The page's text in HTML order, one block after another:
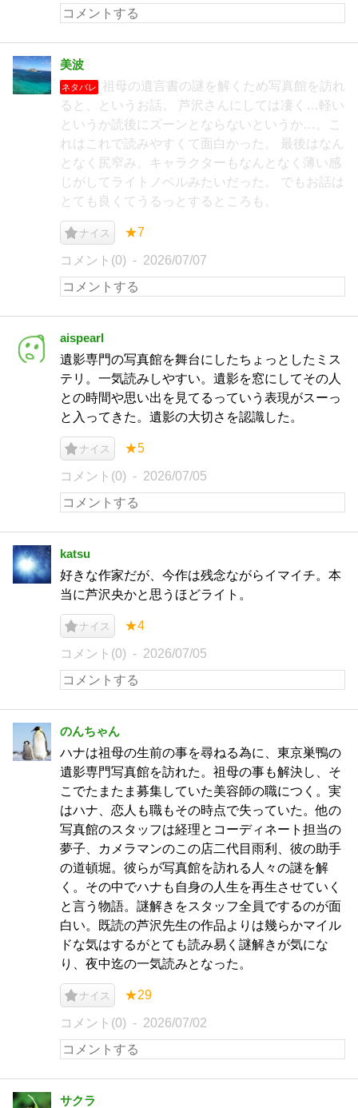
美波
ネタバレ
祖母の遺言書の謎を解くため写真館を訪れ
ると、というお話。 芦沢さんにしては凄く…軽い
というか読後にズーンとならないというか…。こ
れはこれで読みやすくて面白かった。 最後はなん
となく尻窄み。キャラクターもなんとなく薄い感
じがしてライトノベルみたいだった。 でもお話は
とても良くてうるっとするところも。
ナイス ★7
コメント(0) 2026/07/07
aispearl
遺影専門の写真館を舞台にしたちょっとしたミス
テリ。一気読みしやすい。遺影を窓にしてその人
との時間や思い出を見てるっていう表現がスーっ
と入ってきた。遺影の大切さを認識した。
ナイス ★5
コメント(0) 2026/07/05
katsu
好きな作家だが、今作は残念ながらイマイチ。本
当に芦沢央かと思うほどライト。
ナイス ★4
コメント(0) 2026/07/05
のんちゃん
ハナは祖母の生前の事を尋ねる為に、東京巣鴨の
遺影専門写真館を訪れた。祖母の事も解決し、そ
こでたまたま募集していた美容師の職につく。実
はハナ、恋人も職もその時点で失っていた。他の
写真館のスタッフは経理とコーディネート担当の
夢子、カメラマンのこの店二代目雨利、彼の助手
の道頓堀。彼らが写真館を訪れる人々の謎を解
く。その中でハナも自身の人生を再生させていく
と言う物語。謎解きをスタッフ全員でするのが面
白い。既読の芦沢先生の作品よりは幾らかマイル
ドな気はするがとても読み易く謎解きが気にな
り、夜中迄の一気読みとなった。
ナイス ★29
コメント(0) 2026/07/02
サクラ